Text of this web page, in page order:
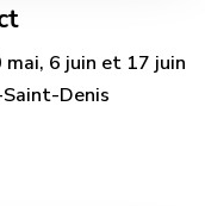
6 juin et 17 juin
Denis